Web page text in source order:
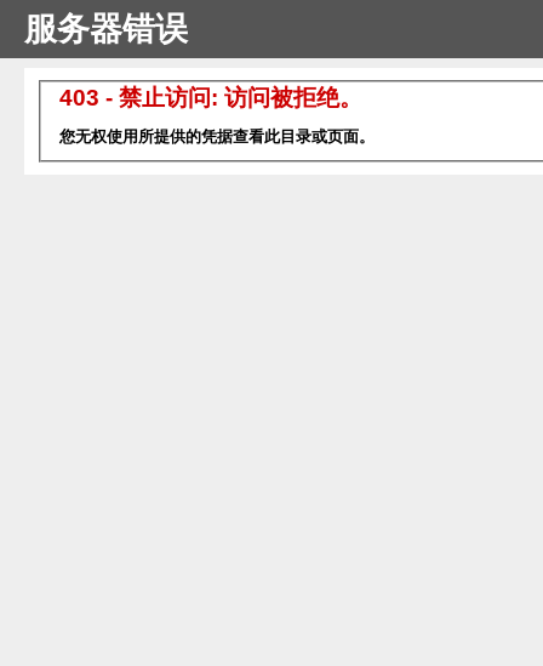
服务器错误
403 - 禁止访问: 访问被拒绝。
您无权使用所提供的凭据查看此目录或页面。